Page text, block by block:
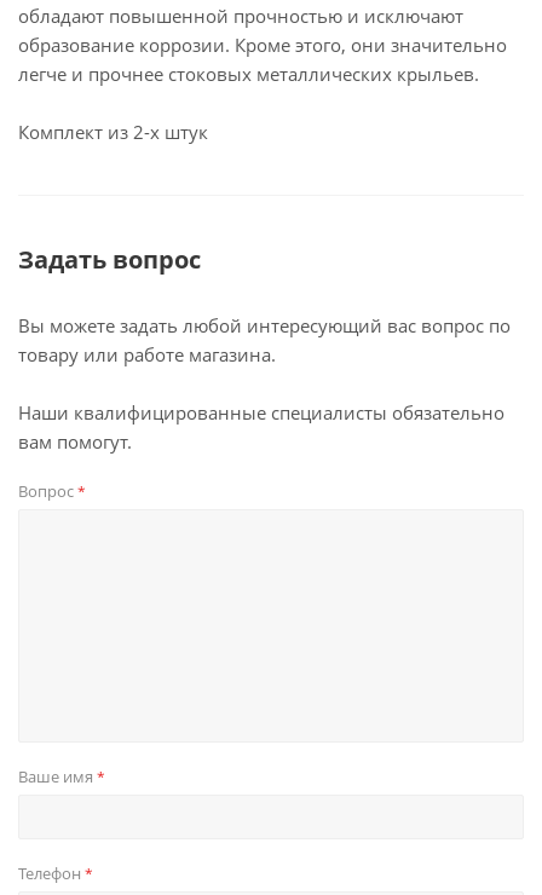
обладают повышенной прочностью и исключают
образование коррозии. Кроме этого, они значительно
легче и прочнее стоковых металлических крыльев.
Комплект из 2-х штук
Задать вопрос
Вы можете задать любой интересующий вас вопрос по
товару или работе магазина.
Наши квалифицированные специалисты обязательно
вам помогут.
Вопрос*
Ваше имя *
Телефон *